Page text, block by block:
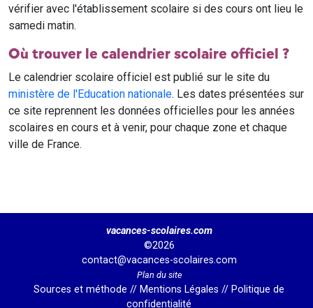
vérifier avec l'établissement scolaire si des cours ont lieu le
samedi matin.
Où trouver le calendrier scolaire officiel ?
Le calendrier scolaire officiel est publié sur le site du
ministère de l'Education nationale. Les dates présentées sur
ce site reprennent les données officielles pour les années
scolaires en cours et à venir, pour chaque zone et chaque
ville de France.
vacances-scolaires.com
©2026
contact@vacances-scolaires.com
Plan du site
Sources et méthode // Mentions Légales // Politique de
confidentialité